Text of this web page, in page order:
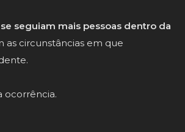
seguiam mais pessoas dentro da
as circunstâncias em que
ocorrência.